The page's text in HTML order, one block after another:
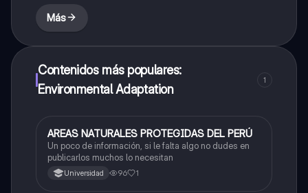
Más
Contenidos más populares:
Environmental Adaptation
1
Ciencias Sociales
AREAS NATURALES PROTEGIDAS DEL PERÚ
Un poco de información, si le falta algo no dudes en
publicarlos muchos lo necesitan
Universidad 96 1